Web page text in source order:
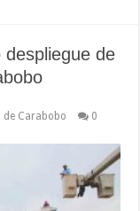
de
de Carabobo
0